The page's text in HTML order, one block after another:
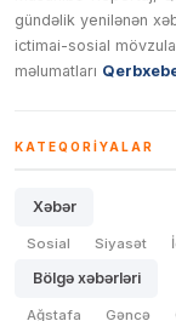
gündəlik yenilənən
ictimai-sosial
məlumatları
KATEQORIYALAR
Xəbər
Sosial Siyasət
Bölgə xəbərləri
Ağstafa Gəncə